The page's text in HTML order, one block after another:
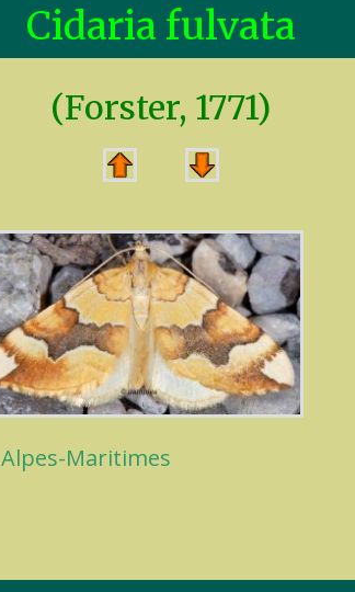
Cidaria fulvata
(Forster, 1771)
Alpes-Maritimes